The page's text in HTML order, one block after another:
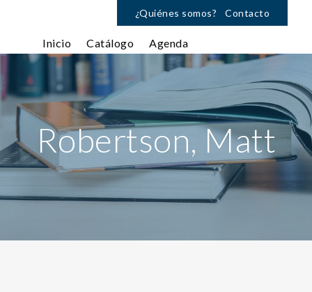
¿Quiénes somos? Contacto
Inicio Catálogo Agenda
Robertson, Matt